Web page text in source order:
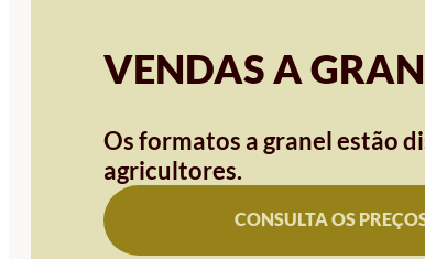
VENDAS A
Os formatos a granel estão
agricultores.
CONSULTA OS